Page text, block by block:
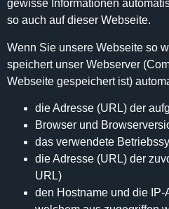
gewisse Informationen
so auch auf dieser Webseite.
Wenn Sie unsere Webseite so
speichert unser Webserver
Webseite gespeichert ist)
die Adresse (URL) der
Browser und
das verwendete
die Adresse (URL) der
URL)
den Hostname und die IP-